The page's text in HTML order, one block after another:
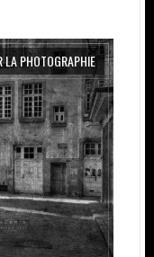
LA PHOTOGRAPHIE